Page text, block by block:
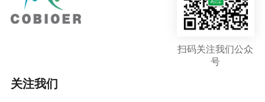
扫码关注我们公众
号
关注我们